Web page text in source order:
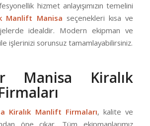
hizmet anlayışımızın temelini
Manlift Manisa seçenekleri kısa ve
idealdir. Modern ekipman ve
işlerinizi sorunsuz tamamlayabilirsiniz.
Manisa Kiralık
Kiralık Manlift Firmaları, kalite ve